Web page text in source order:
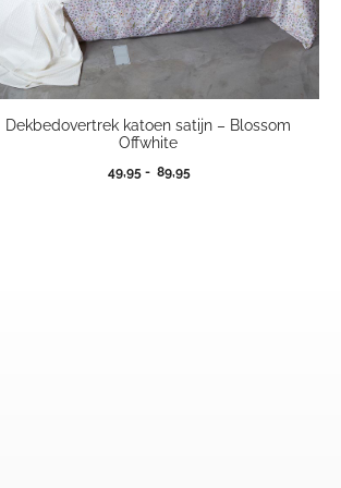
Dekbedovertrek katoen satijn – Blossom
Offwhite
49,95 - 89,95Prijsklasse: